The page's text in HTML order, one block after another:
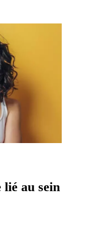
lié au sein